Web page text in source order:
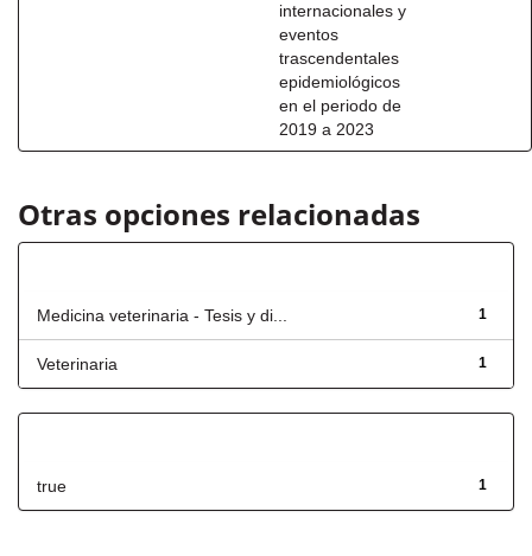
internacionales y
eventos
trascendentales
epidemiológicos
en el periodo de
2019 a 2023
Otras opciones relacionadas
1
Medicina veterinaria - Tesis y di...
1
Veterinaria
1
true